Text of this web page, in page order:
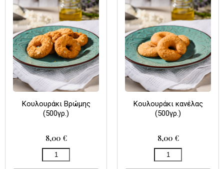
Κουλουράκι Βρώμης
(500γρ.)
8,00 €
Κουλουράκι κανέλας
(500γρ.)
8,00 €